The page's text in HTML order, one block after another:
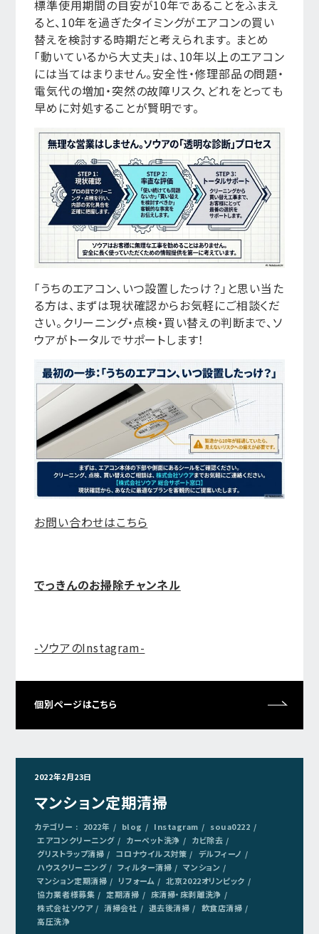
標準使用期間の目安が10年であることをふまえ
ると、10年を過ぎたタイミングがエアコンの買い
替えを検討する時期だと考えられます。 まとめ
「動いているから大丈夫」は、10年以上のエアコン
には当てはまりません。安全性・修理部品の問題・
電気代の増加・突然の故障リスク、どれをとっても
早めに対処することが賢明です。
「うちのエアコン、いつ設置したっけ？」と思い当た
る方は、まずは現状確認からお気軽にご相談くだ
さい。クリーニング・点検・買い替えの判断まで、ソ
ウアがトータルでサポートします！
お問い合わせはこちら
でっきんのお掃除チャンネル
-ソウアのInstagram-
個別ページはこちら
2022年2月23日
マンション定期清掃
カテゴリー : 2022年 blog Instagram
soua0222
エアコンクリーニング
カーペット洗浄
カビ除去
グリストラップ清掃
コロナウイルス対策
デルフィーノ
ハウスクリーニング
フィルター清掃
マンション
マンション定期清掃
リフォーム
北京2022オリンピック
協力業者様募集
定期清掃
床清掃・床剥離洗浄
株式会社ソウア
清掃会社 退去後清掃
飲食店清掃
高圧洗浄